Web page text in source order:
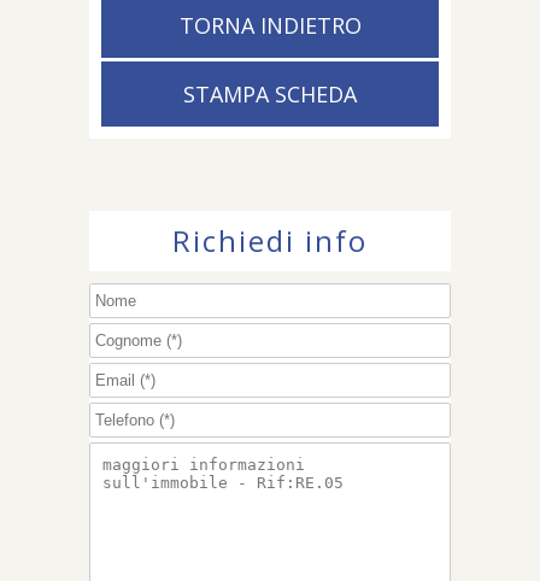
TORNA INDIETRO
STAMPA SCHEDA
Richiedi info